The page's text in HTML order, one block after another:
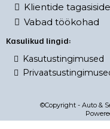
Klientide tagasiside
Vabad töökohad
Kasulikud lingid:
Kasutustingimused
©Copyright - Auto &